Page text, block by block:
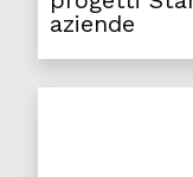
aziende